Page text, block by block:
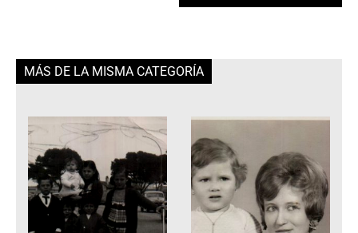
MÁS DE LA MISMA CATEGORÍA